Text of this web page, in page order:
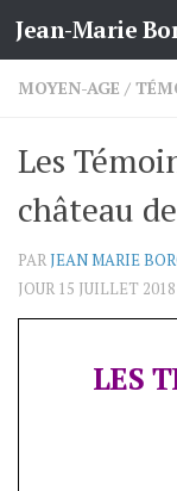
Skip to content
Jean-Marie
MOYEN-AGE /
Les
château
PARJEAN MARIE
JOUR 15 JUILLET 2018
LES